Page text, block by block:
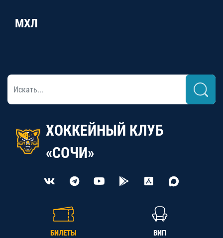
МХЛ
ХОККЕЙНЫЙ КЛУБ
«СОЧИ»
БИЛЕТЫ ВИП